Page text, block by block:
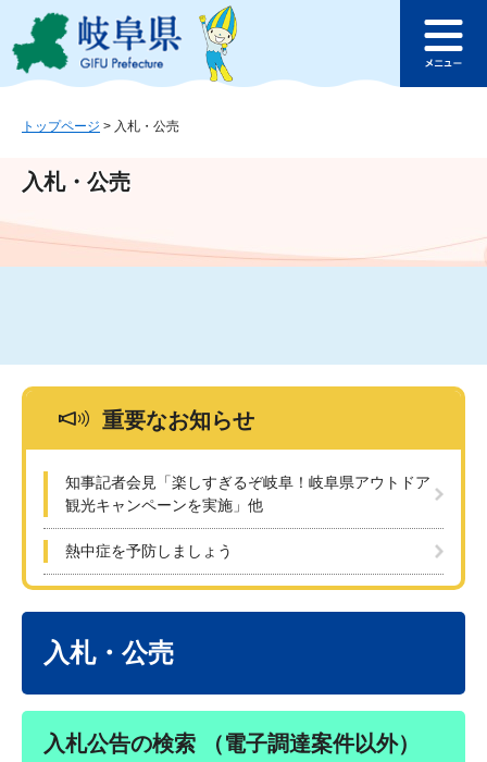
ジ
ュ
文
このページの本文へ
ュ
トップページ > 入札・公売
入札・公売
重要なお知らせ
知事記者会見「楽しすぎるぞ岐阜！岐阜県アウトドア
観光キャンペーンを実施」他
熱中症を予防しましょう
入札・公売
入札公告の検索 （電子調達案件以外）